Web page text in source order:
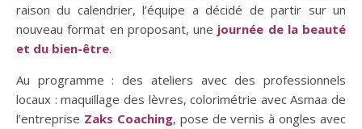
raison du calendrier, l’équipe a décidé de partir sur un
nouveau format en proposant, une journée de la beauté
et du bien-être.
Au programme : des ateliers avec des professionnels
locaux : maquillage des lèvres, colorimétrie avec Asmaa de
l’entreprise Zaks Coaching, pose de vernis à ongles avec